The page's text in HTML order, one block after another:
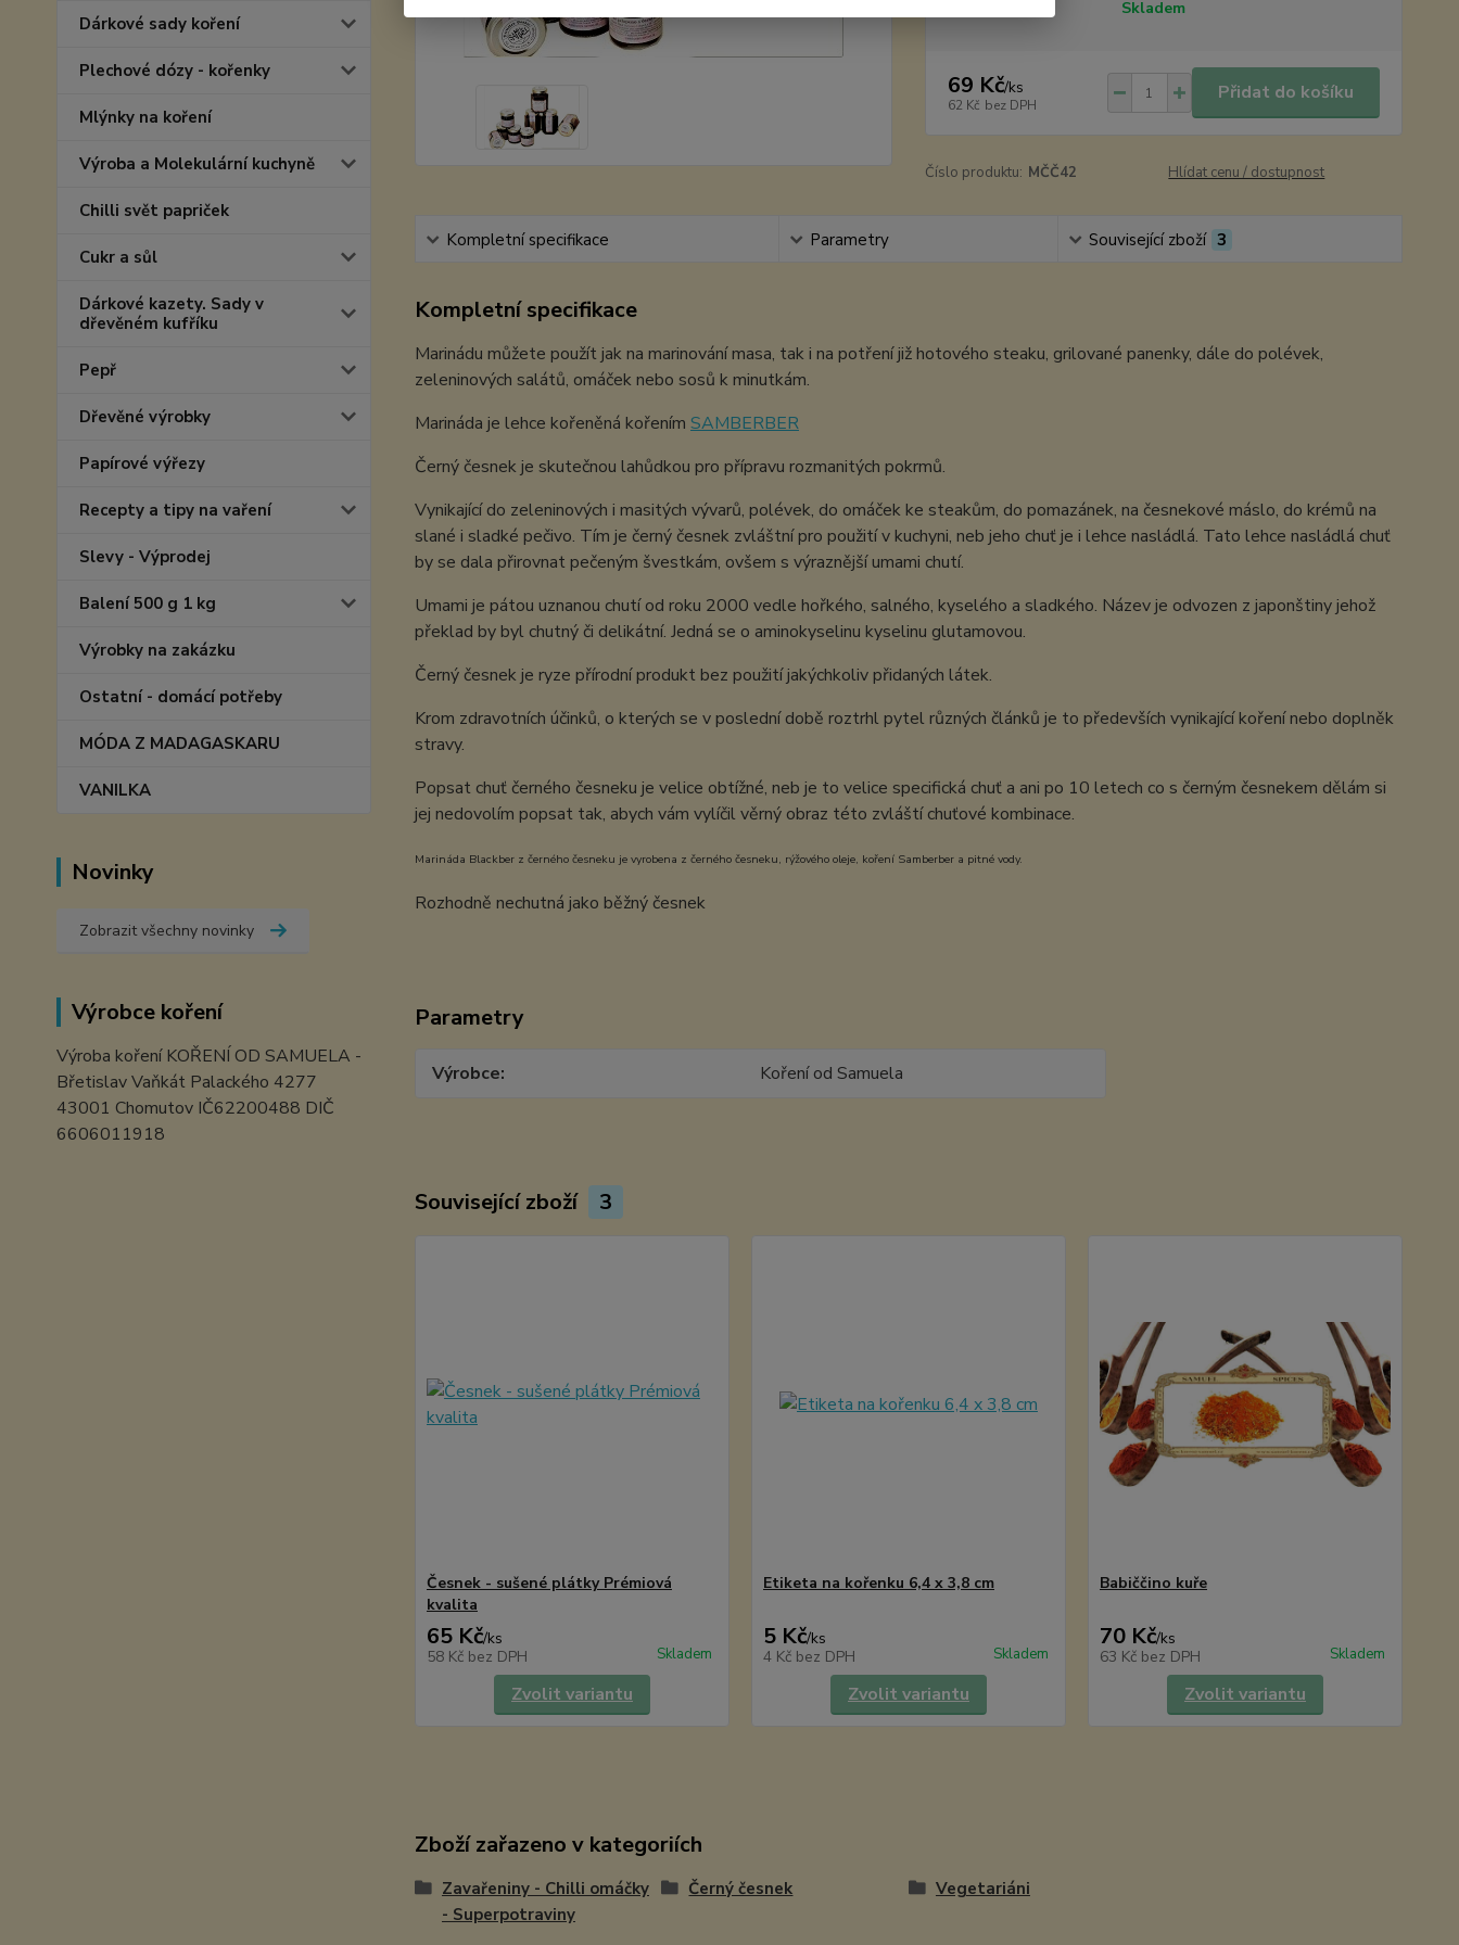
Dárkové sady koření
Plechové dózy - kořenky
Mlýnky na koření
Výroba a Molekulární kuchyně
Chilli svět papriček
Cukr a sůl
Dárkové kazety. Sady v
dřevěném kufříku
Pepř
Dřevěné výrobky
Papírové výřezy
Recepty a tipy na vaření
Slevy - Výprodej
Balení 500 g 1 kg
Výrobky na zakázku
Ostatní - domácí potřeby
MÓDA Z MADAGASKARU
VANILKA
Novinky
Zobrazit všechny novinky
Výrobce koření
Výroba koření KOŘENÍ OD SAMUELA -
Břetislav Vaňkát Palackého 4277
43001 Chomutov IČ62200488 DIČ
6606011918
Skladem
69 Kč/ks
62 Kč bez DPH
Přidat do košíku
Číslo produktu: MČČ42 Hlídat cenu / dostupnost
Kompletní specifikace Parametry Související zboží 3
Kompletní specifikace
Marinádu můžete použít jak na marinování masa, tak i na potření již hotového steaku, grilované panenky, dále do polévek,
zeleninových salátů, omáček nebo sosů k minutkám.
Marináda je lehce kořeněná kořením SAMBERBER
Černý česnek je skutečnou lahůdkou pro přípravu rozmanitých pokrmů.
Vynikající do zeleninových i masitých vývarů, polévek, do omáček ke steakům, do pomazánek, na česnekové máslo, do krémů na
slané i sladké pečivo. Tím je černý česnek zvláštní pro použití v kuchyni, neb jeho chuť je i lehce nasládlá. Tato lehce nasládlá chuť
by se dala přirovnat pečeným švestkám, ovšem s výraznější umami chutí.
Umami je pátou uznanou chutí od roku 2000 vedle hořkého, salného, kyselého a sladkého. Název je odvozen z japonštiny jehož
překlad by byl chutný či delikátní. Jedná se o aminokyselinu kyselinu glutamovou.
Černý česnek je ryze přírodní produkt bez použití jakýchkoliv přidaných látek.
Krom zdravotních účinků, o kterých se v poslední době roztrhl pytel různých článků je to předevších vynikající koření nebo doplněk
stravy.
Popsat chuť černého česneku je velice obtížné, neb je to velice specifická chuť a ani po 10 letech co s černým česnekem dělám si
jej nedovolím popsat tak, abych vám vylíčil věrný obraz této zvláští chuťové kombinace.
Marináda Blackber z černého česneku je vyrobena z černého česneku, rýžového oleje, koření Samberber a pitné vody.
Rozhodně nechutná jako běžný česnek
Parametry
Výrobce Koření od Samuela
Související zboží 3
Česnek - sušené plátky Prémiová
kvalita
65 Kč/ks
58 Kč bez DPH Skladem
Zvolit variantu
Etiketa na kořenku 6,4 x 3,8 cm
5 Kč/ks
4 Kč bez DPH Skladem
Zvolit variantu
Babiččino kuře
70 Kč/ks
63 Kč bez DPH Skladem
Zvolit variantu
Zboží zařazeno v kategoriích
Zavařeniny - Chilli omáčky
- Superpotraviny
Černý česnek Vegetariáni